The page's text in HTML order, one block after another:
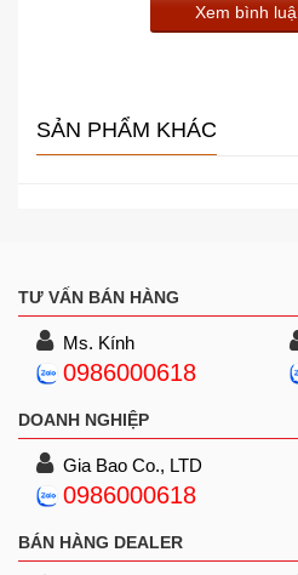
Xem bình
SẢN PHẨM KHÁC
TƯ VẤN BÁN HÀNG
Ms. Kính
0986000618
DOANH NGHIỆP
Gia Bao Co., LTD
0986000618
BÁN HÀNG DEALER